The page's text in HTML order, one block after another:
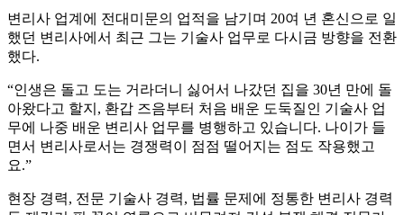
변리사 업계에 전대미문의 업적을 남기며 20여 년 혼신으로 일
했던 변리사에서 최근 그는 기술사 업무로 다시금 방향을 전환
했다.
“인생은 돌고 도는 거라더니 싫어서 나갔던 집을 30년 만에 돌
아왔다고 할지, 환갑 즈음부터 처음 배운 도둑질인 기술사 업
무에 나중 배운 변리사 업무를 병행하고 있습니다. 나이가 들
면서 변리사로서는 경쟁력이 점점 떨어지는 점도 작용했고
요.”
현장 경력, 전문 기술사 경력, 법률 문제에 정통한 변리사 경력